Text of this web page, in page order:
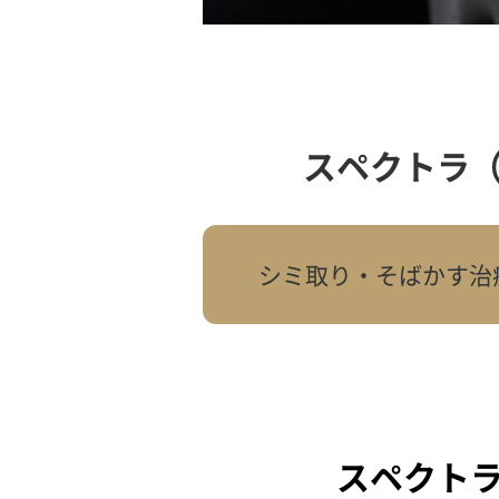
スペクトラ
シミ取り・そばかす治
スペクト